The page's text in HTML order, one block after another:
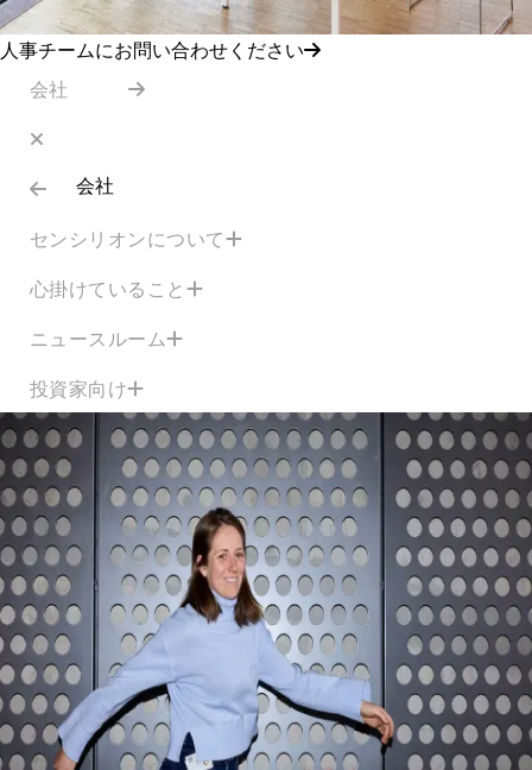
人事チームにお問い合わせください
会社
会社
センシリオンについて
心掛けていること
ニュースルーム
投資家向け